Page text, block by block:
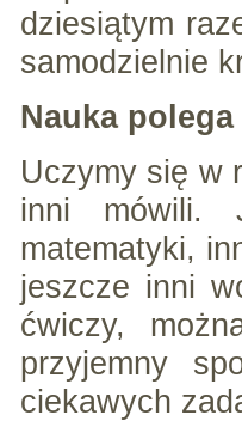
dziesiątym
samodzielnie
Nauka
Uczymy się w
inni mówili.
matematyki,
jeszcze inni
ćwiczy,
przyjemny
ciekawych